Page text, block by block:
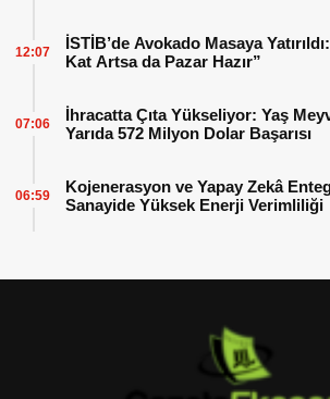
İSTİB’de Avokado Masaya
Kat Artsa da Pazar Hazır”
12:07
İhracatta Çıta Yükseliyor: Yaş
Yarıda 572 Milyon Dolar Başarısı
07:06
Kojenerasyon ve Yapay Zekâ
Sanayide Yüksek Enerji Verimliliği
06:59